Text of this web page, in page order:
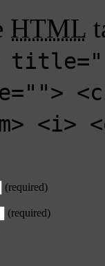
HTML
(required)
(required)